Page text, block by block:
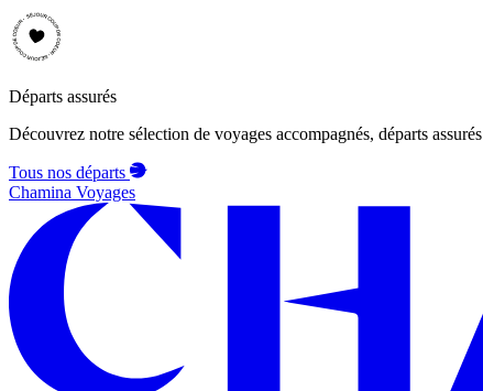
Départs assurés
Découvrez notre sélection de voyages accompagnés, départs assurés
Tous nos départs
Chamina Voyages